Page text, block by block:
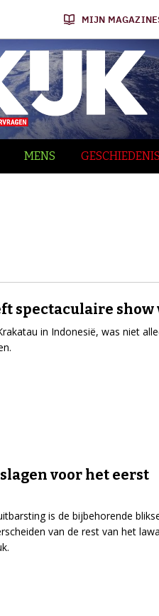
MIJN
MENS GESCHIEDENIS
spectaculaire show
in Indonesië, was niet
voor het eerst
is de bijbehorende
van de rest van het